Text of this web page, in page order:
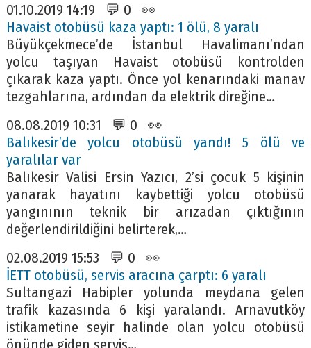
01.10.2019 14:19 💬 0 👀
Havaist otobüsü kaza yaptı: 1 ölü, 8 yaralı
Büyükçekmece’de İstanbul Havalimanı’ndan
yolcu taşıyan Havaist otobüsü kontrolden
çıkarak kaza yaptı. Önce yol kenarındaki manav
tezgahlarına, ardından da elektrik direğine…
08.08.2019 10:31 💬 0 👀
Balıkesir’de yolcu otobüsü yandı! 5 ölü ve
yaralılar var
Balıkesir Valisi Ersin Yazıcı, 2’si çocuk 5 kişinin
yanarak hayatını kaybettiği yolcu otobüsü
yangınının teknik bir arızadan çıktığının
değerlendirildiğini belirterek,…
02.08.2019 15:53 💬 0 👀
İETT otobüsü, servis aracına çarptı: 6 yaralı
Sultangazi Habipler yolunda meydana gelen
trafik kazasında 6 kişi yaralandı. Arnavutköy
istikametine seyir halinde olan yolcu otobüsü